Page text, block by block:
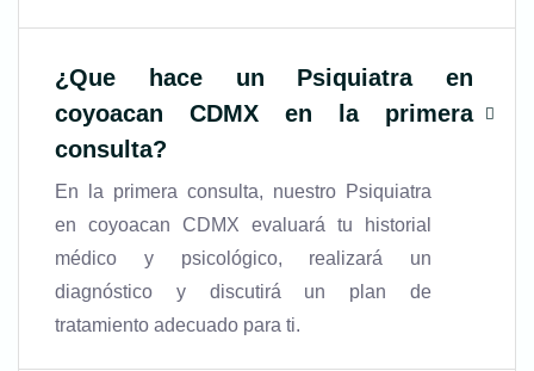
¿Que hace un Psiquiatra en
coyoacan CDMX en la primera
consulta?
En la primera consulta, nuestro Psiquiatra
en coyoacan CDMX evaluará tu historial
médico y psicológico, realizará un
diagnóstico y discutirá un plan de
tratamiento adecuado para ti.